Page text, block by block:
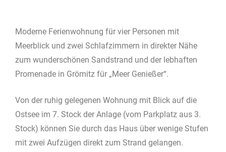
Moderne Ferienwohnung für vier Personen mit
Meerblick und zwei Schlafzimmern in direkter Nähe
zum wunderschönen Sandstrand und der lebhaften
Promenade in Grömitz für „Meer Genießer“.
Von der ruhig gelegenen Wohnung mit Blick auf die
Ostsee im 7. Stock der Anlage (vom Parkplatz aus 3.
Stock) können Sie durch das Haus über wenige Stufen
mit zwei Aufzügen direkt zum Strand gelangen.